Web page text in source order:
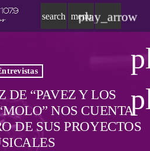
search menu
play_arrow
DE “PAVEZ Y LOS
NOS CUENTA
DE SUS PROYECTOS